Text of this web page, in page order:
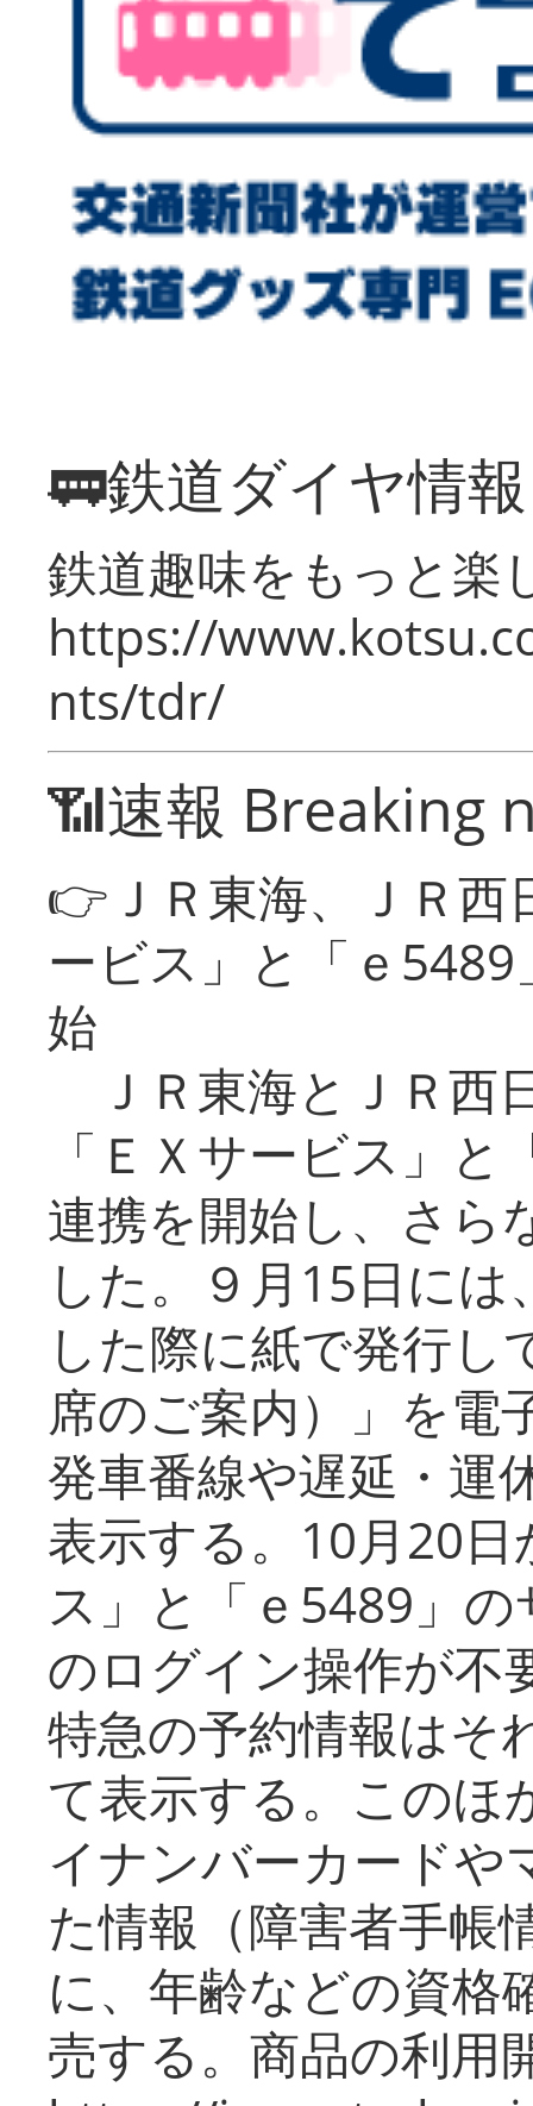
🚃鉄道ダイヤ情
鉄道趣味をもっと楽
https://
nts/tdr/
📶速報 Breaking
👉ＪＲ東海、ＪＲ
ービス」と「ｅ
始
ＪＲ東海とＪＲ西
「ＥＸサービス」
連携を開始し、さら
した。９月15日に
した際に紙で発行し
席のご案内）」を電
発車番線や遅延・運
表示する。10月20
ス」と「ｅ5489」
のログイン操作が不
特急の予約情報はそ
て表示する。このほ
イナンバーカードや
た情報（障害者手帳
に、年齢などの資格
売する。商品の利用